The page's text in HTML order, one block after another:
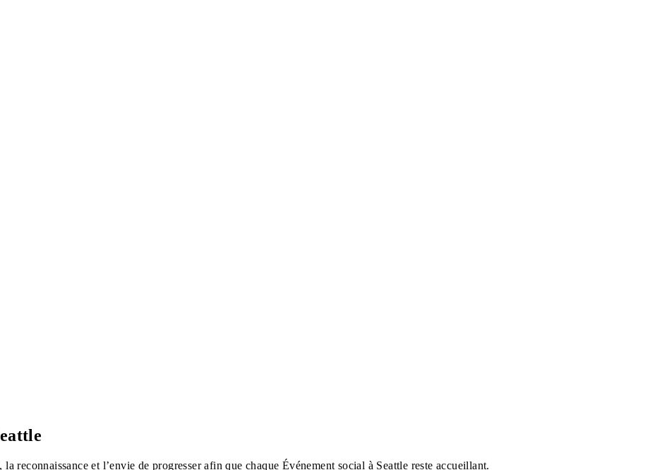
reconnaissance et l’envie de progresser afin que chaque Événement social à Seattle reste accueillant.